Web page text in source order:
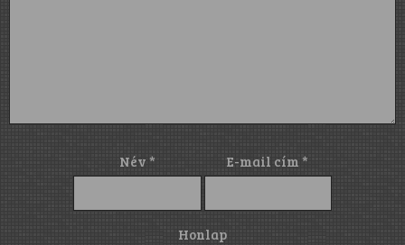
Név * E-mail cím*
Honlap